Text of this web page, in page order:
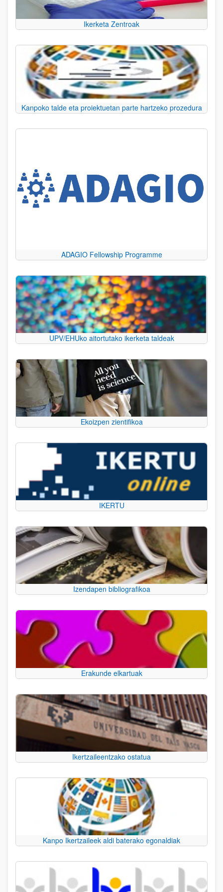
Ikerketa Zentroak
Kanpoko talde eta proiektuetan parte hartzeko prozedura
ADAGIO Fellowship Programme
UPV/EHUko aitortutako ikerketa taldeak
Ekoizpen zientifikoa
IKERTU
Izendapen bibliografikoa
Erakunde elkartuak
Ikertzaileentzako ostatua
Kanpo Ikertzaileek aldi baterako egonaldiak